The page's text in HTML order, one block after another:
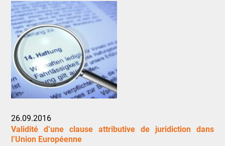
26.09.2016
Validité d’une clause attributive de juridiction dans
l’Union Européenne